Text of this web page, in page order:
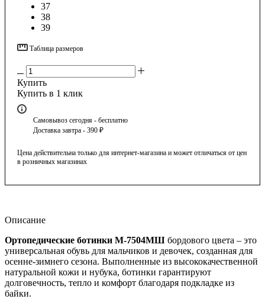
37
38
39
Таблица размеров
Купить
Купить в 1 клик
Самовывоз сегодня - бесплатно
Доставка завтра - 390 ₽
Цена действительна только для интернет-магазина и может отличаться от цен
в розничных магазинах
Описание
Ортопедические ботинки М-7504МШ бордового цвета – это
универсальная обувь для мальчиков и девочек, созданная для
осенне-зимнего сезона. Выполненные из высококачественной
натуральной кожи и нубука, ботинки гарантируют
долговечность, тепло и комфорт благодаря подкладке из
байки.